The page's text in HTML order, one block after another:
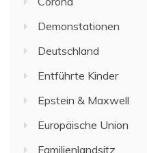
Demonstationen
Deutschland
Entführte Kinder
Epstein & Maxwell
Europäische Union
Familienlandsitz